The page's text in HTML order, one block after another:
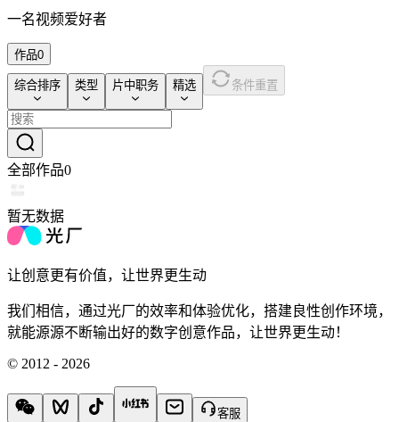
一名视频爱好者
作品0
综合排序 类型 片中职务 精选 条件重置
全部作品0
暂无数据
让创意更有价值，让世界更生动
我们相信，通过光厂的效率和体验优化，搭建良性创作环境，
就能源源不断输出好的数字创意作品，让世界更生动！
© 2012 - 2026
客服